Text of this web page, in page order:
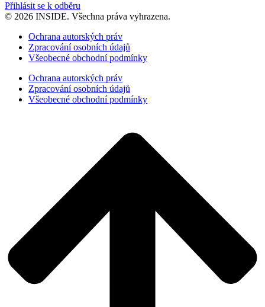
Přihlásit se k odběru
© 2026 INSIDE. Všechna práva vyhrazena.
Ochrana autorských práv
Zpracování osobních údajů
Všeobecné obchodní podmínky
Ochrana autorských práv
Zpracování osobních údajů
Všeobecné obchodní podmínky